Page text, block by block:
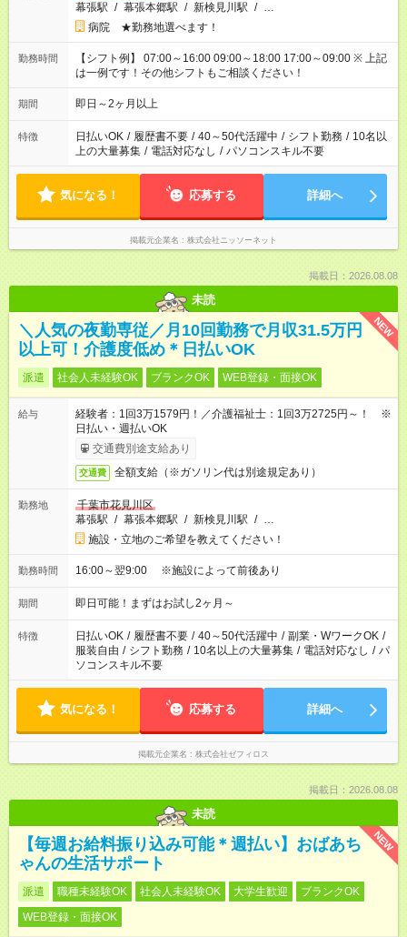
幕張駅 / 幕張本郷駅 / 新検見川駅 / …
病院 ★勤務地選べます！
勤務時間
【シフト例】 07:00～16:00 09:00～18:00 17:00～09:00 ※ 上記
は一例です！その他シフトもご相談ください！
期間 即日～2ヶ月以上
特徴 日払いOK / 履歴書不要 / 40～50代活躍中 / シフト勤務 / 10名以
上の大量募集 / 電話対応なし / パソコンスキル不要
気になる！ 応募する 詳細へ
掲載元企業名 株式会社ニッソーネット
掲載日：2026.08.08
未読
NEW
＼人気の夜勤専従／月10回勤務で月収31.5万円
以上可！介護度低め＊日払いOK
派遣 社会人未経験OK ブランクOK WEB登録・面接OK
給与
経験者：1回3万1579円！／介護福祉士：1回3万2725円～！ ※
日払い・週払いOK
交通費別途支給あり
交通費 全額支給（※ガソリン代は別途規定あり）
勤務地
千葉市花見川区
幕張駅 / 幕張本郷駅 / 新検見川駅 / …
施設・立地のご希望を教えてください！
勤務時間 16:00～翌9:00 ※施設によって前後あり
期間 即日可能！まずはお試し2ヶ月～
特徴 日払いOK / 履歴書不要 / 40～50代活躍中 / 副業・WワークOK /
服装自由 / シフト勤務 / 10名以上の大量募集 / 電話対応なし / パ
ソコンスキル不要
気になる！ 応募する 詳細へ
掲載元企業名 株式会社ゼフィロス
掲載日：2026.08.08
未読
NEW
【毎週お給料振り込み可能＊週払い】おばあち
ゃんの生活サポート
派遣 職種未経験OK 社会人未経験OK 大学生歓迎
ブランクOK
WEB登録・面接OK